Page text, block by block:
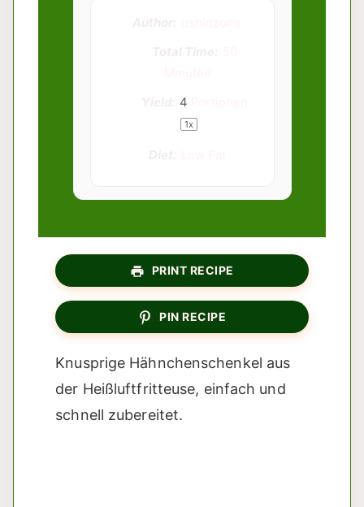
4
1x
PRINT RECIPE
PIN RECIPE
Knusprige Hähnchenschenkel aus
der Heißluftfritteuse, einfach und
schnell zubereitet.